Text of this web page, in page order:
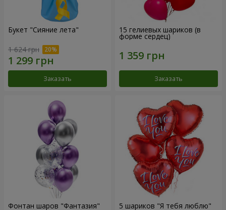
Букет "Сияние лета"
1 624 грн
Заказать
15 гелиевых шариков (в
форме сердец)
Заказать
Фонтан шаров "Фантазия" 5 шариков "Я тебя люблю"